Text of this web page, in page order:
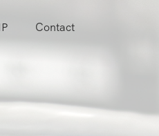
Contact